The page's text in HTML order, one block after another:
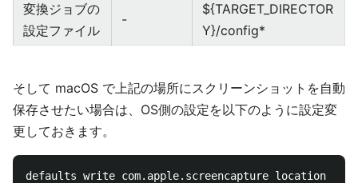
変換ジョブの
設定ファイル
-
${TARGET_DIRECTOR
Y}/config*
そして macOS で上記の場所にスクリーンショットを自動
保存させたい場合は、OS側の設定を以下のように設定変
更しておきます。
defaults write com.apple.screencapture location ~/